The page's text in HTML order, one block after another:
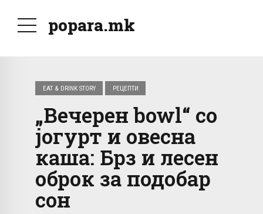
popara.mk
EAT & DRINK STORY РЕЦЕПТИ
„Вечерен bowl“ со
јогурт и овесна
каша: Брз и лесен
оброк за подобар
сон